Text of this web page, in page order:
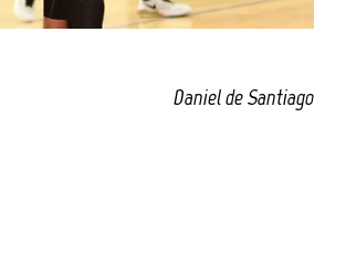
Daniel de Santiago